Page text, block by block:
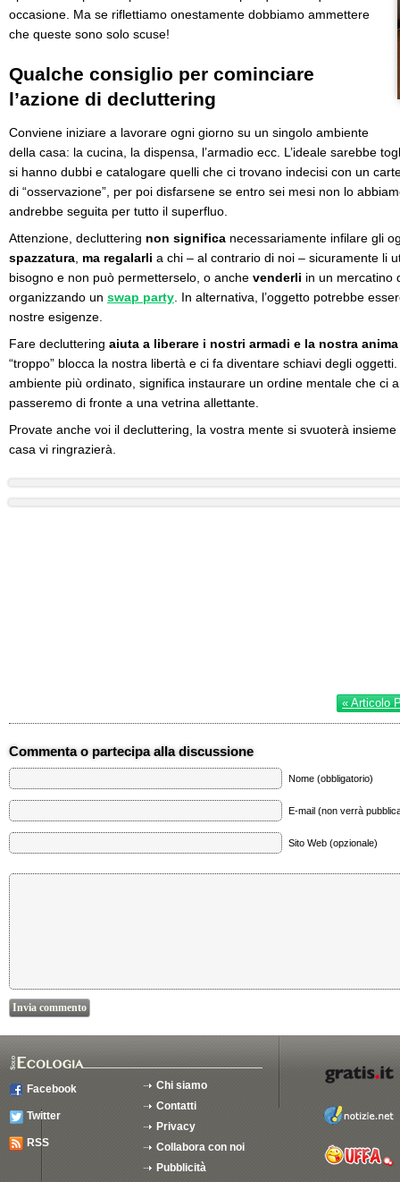
occasione. Ma se riflettiamo onestamente dobbiamo ammettere
che queste sono solo scuse!
Qualche consiglio per cominciare
l’azione di decluttering
Conviene iniziare a lavorare ogni giorno su un singolo ambiente
della casa: la cucina, la dispensa, l’armadio ecc. L’ideale sarebbe
si hanno dubbi e catalogare quelli che ci trovano indecisi con un
di “osservazione”, per poi disfarsene se entro sei mesi non lo
andrebbe seguita per tutto il superfluo.
Attenzione, decluttering non significa necessariamente infilare gli
spazzatura ma regalarli a chi – al contrario di noi – sicuramente li
bisogno e non può permetterselo, o anche venderli in un mercatino
organizzando un swap party . In alternativa, l’oggetto potrebbe
nostre esigenze.
Fare decluttering aiuta a liberare i nostri armadi e la nostra anima
“troppo” blocca la nostra libertà e ci fa diventare schiavi degli
ambiente più ordinato, significa instaurare un ordine mentale che ci
passeremo di fronte a una vetrina allettante.
Provate anche voi il decluttering, la vostra mente si svuoterà
casa vi ringrazierà.
« Articolo
Commenta o partecipa alla discussione
Nome (obbligatorio)
E-mail (non verrà
Sito Web (opzionale)
Facebook
Twitter
RSS
Chi siamo
Contatti
Privacy
Collabora con noi
Pubblicità